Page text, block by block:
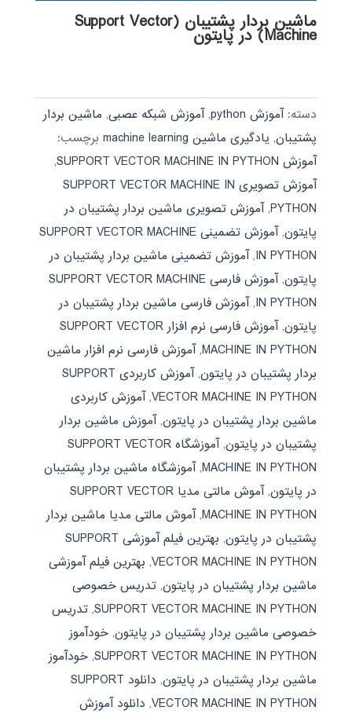
ماشین بردار پشتیبان (Support Vector
Machine) در پایتون
دسته:آموزش python ,آموزش شبکه عصبی, ماشین بردار
پشتیبان, یادگیری ماشین machine learning
برچسب:
آموزش SUPPORT VECTOR MACHINE IN PYTHON
,
آموزش تصویری SUPPORT VECTOR MACHINE IN
PYTHON
,آموزش تصویری ماشین بردار پشتیبان در
پایتون,
آموزش تضمینی SUPPORT VECTOR MACHINE
IN PYTHON
,آموزش تضمینی ماشین بردار پشتیبان در
پایتون,
آموزش فارسی SUPPORT VECTOR MACHINE
IN PYTHON
,آموزش فارسی ماشین بردار پشتیبان در
پایتون,
آموزش فارسی نرم افزار SUPPORT VECTOR
MACHINE IN PYTHON
,آموزش فارسی نرم افزار ماشین
بردار پشتیبان در پایتون,
آموزش کاربردی SUPPORT
VECTOR MACHINE IN PYTHON
,آموزش کاربردی
ماشین بردار پشتیبان در پایتون,آموزش ماشین بردار
پشتیبان در پایتون,
آموزشگاه SUPPORT VECTOR
MACHINE IN PYTHON
,آموزشگاه ماشین بردار پشتیبان
در پایتون,
آموش مالتی مدیا SUPPORT VECTOR
MACHINE IN PYTHON
,آموش مالتی مدیا ماشین بردار
پشتیبان در پایتون,
بهترین فیلم آموزشی SUPPORT
VECTOR MACHINE IN PYTHON
, بهترین فیلم آموزشی
ماشین بردار پشتیبان در پایتون, تدریس خصوصی
SUPPORT VECTOR MACHINE IN PYTHON
, تدریس
خصوصی ماشین بردار پشتیبان در پایتون, خودآموز
SUPPORT VECTOR MACHINE IN PYTHON
, خودآموز
ماشین بردار پشتیبان در پایتون,
دانلود SUPPORT
VECTOR MACHINE IN PYTHON
, دانلود آموزش